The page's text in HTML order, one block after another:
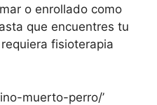
o enrollado como
que encuentres tu
fisioterapia
muerto-perro/’